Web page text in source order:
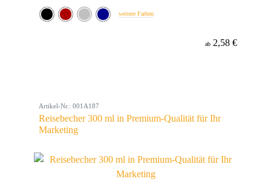
weitere Farben
ab 2,58 €
Artikel-Nr.: 001A187
Reisebecher 300 ml in Premium-Qualität für Ihr
Marketing